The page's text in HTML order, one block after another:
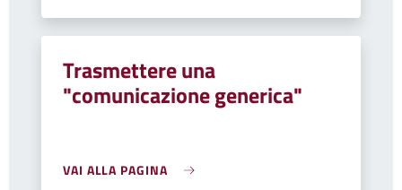
Trasmettere una
"comunicazione generica"
VAI ALLA PAGINA